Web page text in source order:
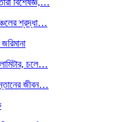
শ্রদ্ধা…
চলে…
জীবন…